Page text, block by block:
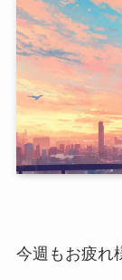
今週もお疲れ